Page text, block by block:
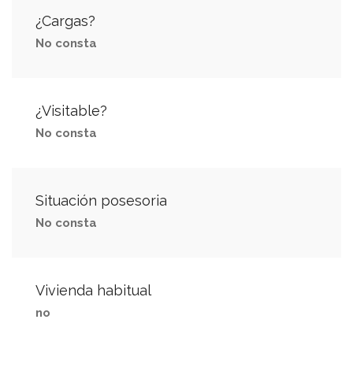
¿Cargas?
No consta
¿Visitable?
No consta
Situación posesoria
No consta
Vivienda habitual
no